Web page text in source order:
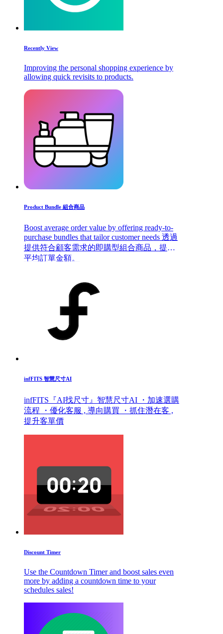
Recently View
Improving the personal shopping experience by
allowing quick revisits to products.
Product Bundle 組合商品
Boost average order value by offering ready-to-
purchase bundles that tailor customer needs 透過
提供符合顧客需求的即購型組合商品，提升
平均訂單金額。
infFITS 智慧尺寸AI
infFITS『AI找尺寸』智慧尺寸AI ・加速選購
流程 ・優化客服 , 導向購買 ・抓住潛在客 ,
提升客單價
Discount Timer
Use the Countdown Timer and boost sales even
more by adding a countdown time to your
schedules sales!